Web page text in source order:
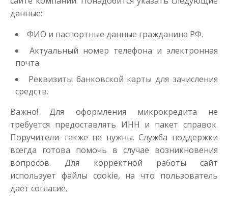
Деньги до зарплаты
Срок от 1до 21 дня
данные:
ФИО и паспортные данные гражданина РФ.
Актуальный номер телефона и электронная
почта.
Реквизиты банковской карты для зачисления
средств.
Важно! Для оформления микрокредита не
требуется предоставлять ИНН и пакет справок.
Поручители также не нужны. Служба поддержки
всегда готова помочь в случае возникновения
вопросов. Для корректной работы сайт
использует файлы cookie, на что пользователь
дает согласие.